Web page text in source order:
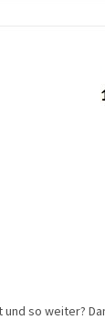
so weiter?